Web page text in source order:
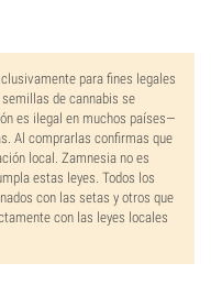
para fines legales
de cannabis se
es ilegal en muchos países—
Al comprarlas confirmas que
local. Zamnesia no es
estas leyes. Todos los
con las setas y otros que
con las leyes locales